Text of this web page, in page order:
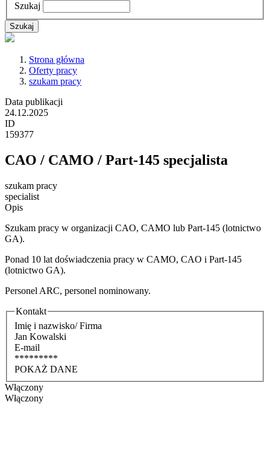
Szukaj
Strona główna
Oferty pracy
szukam pracy
Data publikacji
24.12.2025
ID
159377
CAO / CAMO / Part-145 specjalista
szukam pracy
specialist
Opis
Szukam pracy w organizacji CAO, CAMO lub Part-145 (lotnictwo
GA).
Ponad 10 lat doświadczenia pracy w CAMO, CAO i Part-145
(lotnictwo GA).
Personel ARC, personel nominowany.
Kontakt
Imię i nazwisko/ Firma
Jan Kowalski
E-mail
*********
POKAŻ DANE
Włączony
Włączony